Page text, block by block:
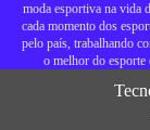
moda esportiva na vida
cada momento dos
pelo país, trabalhando
o melhor do esporte